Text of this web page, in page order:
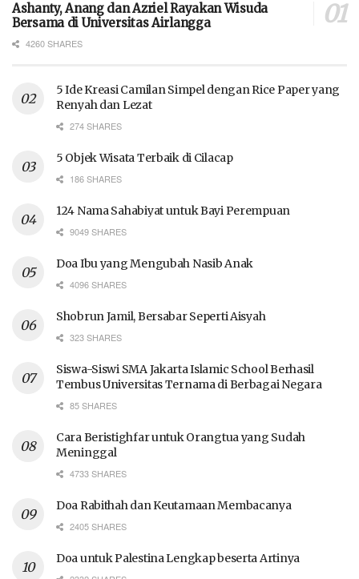
Ashanty, Anang dan Azriel Rayakan Wisuda
Bersama di Universitas Airlangga
4260 SHARES
5 Ide Kreasi Camilan Simpel dengan Rice Paper yang
Renyah dan Lezat
274 SHARES
5 Objek Wisata Terbaik di Cilacap
186 SHARES
124 Nama Sahabiyat untuk Bayi Perempuan
9049 SHARES
Doa Ibu yang Mengubah Nasib Anak
4096 SHARES
Shobrun Jamil, Bersabar Seperti Aisyah
323 SHARES
Siswa-Siswi SMA Jakarta Islamic School Berhasil
Tembus Universitas Ternama di Berbagai Negara
85 SHARES
Cara Beristighfar untuk Orangtua yang Sudah
Meninggal
4733 SHARES
Doa Rabithah dan Keutamaan Membacanya
2405 SHARES
Doa untuk Palestina Lengkap beserta Artinya